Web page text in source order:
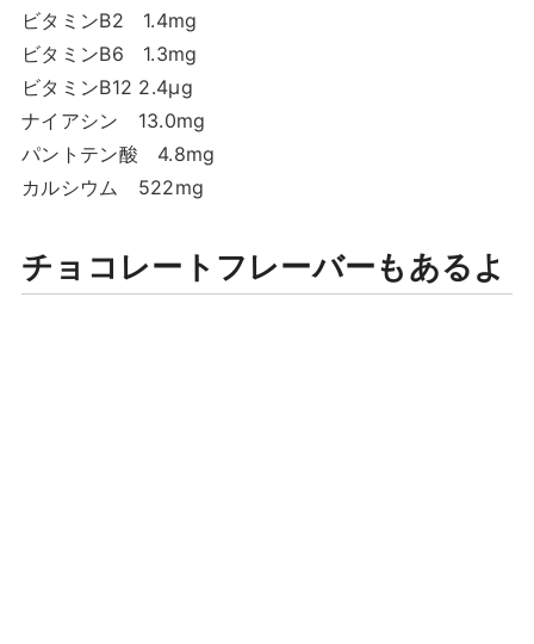
ビタミンB2 1.4mg
ビタミンB6 1.3mg
ビタミンB12 2.4μg
ナイアシン 13.0mg
パントテン酸 4.8mg
カルシウム 522mg
チョコレートフレーバーもあるよ